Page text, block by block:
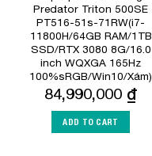
Predator Triton 500SE
PT516-51s-71RW(i7-
11800H/64GB RAM/1TB
SSD/RTX 3080 8G/16.0
inch WQXGA 165Hz
100%sRGB/Win10/Xám)
84,990,000 ₫
ADD TO CART